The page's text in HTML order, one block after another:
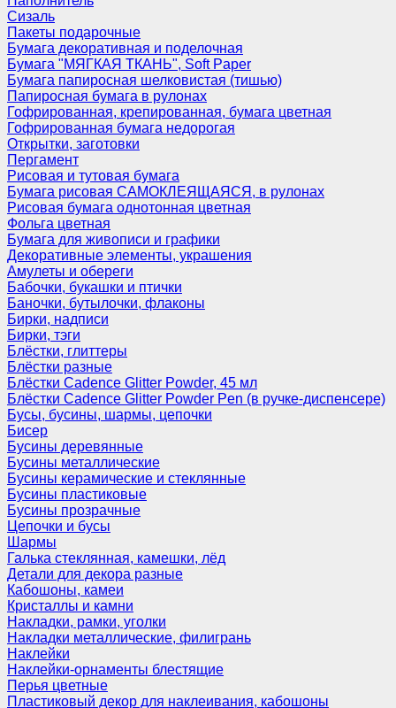
Сизаль
Пакеты подарочные
Бумага декоративная и поделочная
Бумага "МЯГКАЯ ТКАНЬ", Soft Paper
Бумага папиросная шелковистая (тишью)
Папиросная бумага в рулонах
Гофрированная, крепированная, бумага цветная
Гофрированная бумага недорогая
Открытки, заготовки
Пергамент
Рисовая и тутовая бумага
Бумага рисовая САМОКЛЕЯЩАЯСЯ, в рулонах
Рисовая бумага однотонная цветная
Фольга цветная
Бумага для живописи и графики
Декоративные элементы, украшения
Амулеты и обереги
Бабочки, букашки и птички
Баночки, бутылочки, флаконы
Бирки, надписи
Бирки, тэги
Блёстки, глиттеры
Блёстки разные
Блёстки Cadence Glitter Powder, 45 мл
Блёстки Cadence Glitter Powder Pen (в ручке-диспенсере)
Бусы, бусины, шармы, цепочки
Бисер
Бусины деревянные
Бусины металлические
Бусины керамические и стеклянные
Бусины пластиковые
Бусины прозрачные
Цепочки и бусы
Шармы
Галька стеклянная, камешки, лёд
Детали для декора разные
Кабошоны, камеи
Кристаллы и камни
Накладки, рамки, уголки
Накладки металлические, филигрань
Наклейки
Наклейки-орнаменты блестящие
Перья цветные
Пластиковый декор для наклеивания, кабошоны